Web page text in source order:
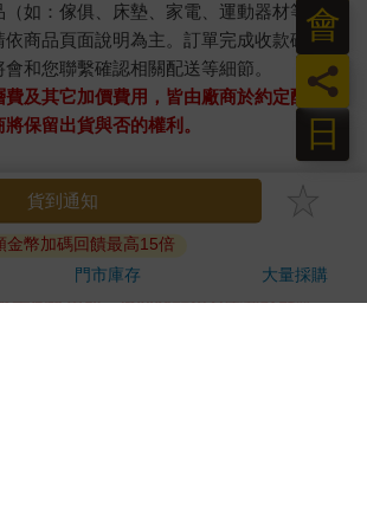
如：傢俱、床墊、家電、運動器材等）及
依商品頁面說明為主。訂單完成收款確認
和您聯繫確認相關配送等細節。
及其它加價費用，皆由廠商於約定配送時
保留出貨與否的權利。
請您操作ATM! 如接獲電話要求您前往
聽從指示，以免受騙上當！
等於試用期，退回商品須為全新狀態**
貨到通知
幣加碼回饋最高15倍
門市庫存 大量採購
日
員
會